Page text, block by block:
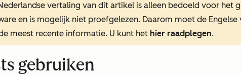
vertaling van dit artikel is alleen bedoeld voor het
en is mogelijk niet proefgelezen. Daarom moet de
meest recente informatie. U kunt het hier raadplegen.
gebruiken